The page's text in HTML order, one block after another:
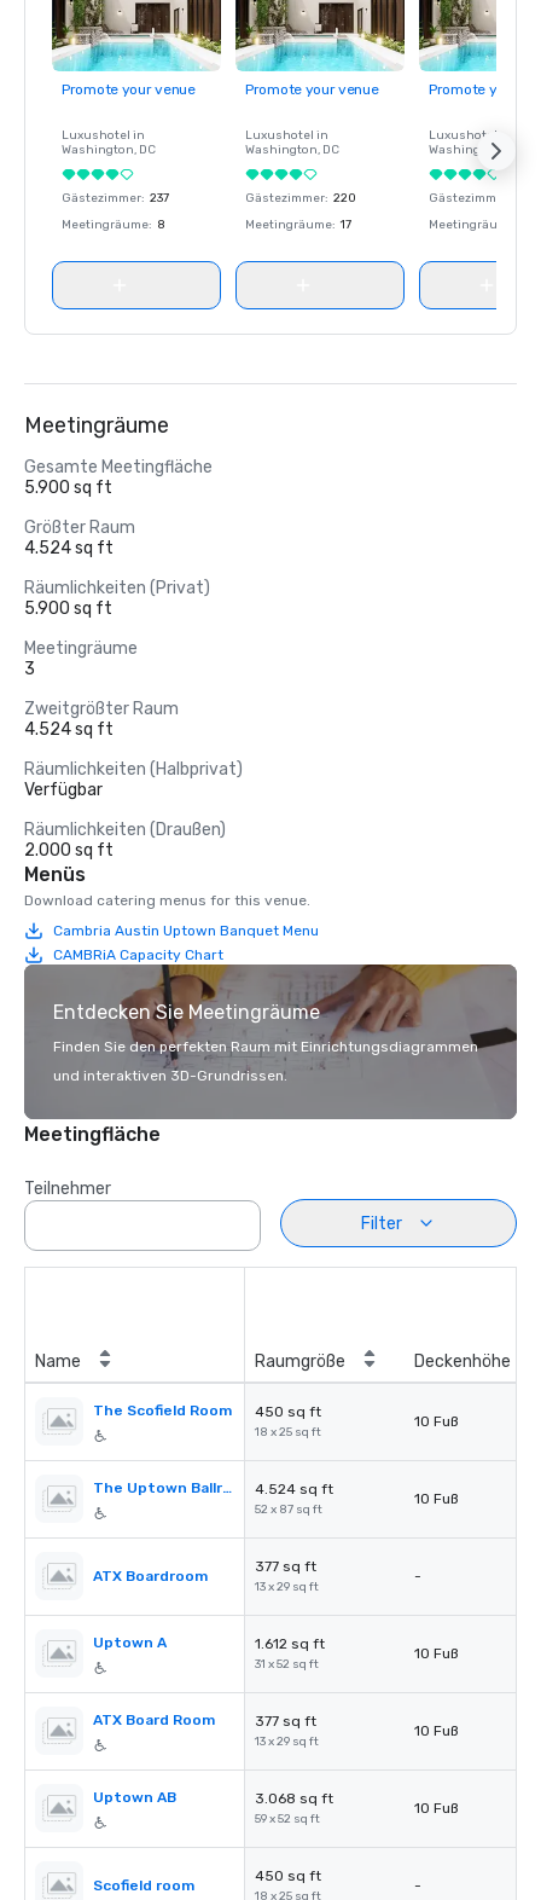
Promote your venue
Luxushotel in
Washington, DC
Gästezimmer: 237
Meetingräume: 8
Promote your venue
Luxushotel in
Washington, DC
Gästezimmer: 220
Meetingräume: 17
Promote your
Luxushotel in
Washington
Gästezimmer
Meetingräume
Meetingräume
Gesamte Meetingfläche
5.900 sq ft
Größter Raum
4.524 sq ft
Räumlichkeiten (Privat)
5.900 sq ft
Meetingräume
3
Zweitgrößter Raum
4.524 sq ft
Räumlichkeiten (Halbprivat)
Verfügbar
Räumlichkeiten (Draußen)
2.000 sq ft
Menüs
Download catering menus for this venue.
Cambria Austin Uptown Banquet Menu
CAMBRiA Capacity Chart
Entdecken Sie Meetingräume
Finden Sie den perfekten Raum mit Einrichtungsdiagrammen
und interaktiven 3D-Grundrissen.
Meetingfläche
Teilnehmer
Filter
Name Raumgröße Deckenhöhe
The Scofield Room 450 sq ft
18 x 25 sq ft
10 Fuß
The Uptown Ballroom 4.524 sq ft
52 x 87 sq ft
10 Fuß
ATX Boardroom
377 sq ft
13 x 29 sq ft
-
Uptown A 1.612 sq ft
31 x 52 sq ft
10 Fuß
ATX Board Room 377 sq ft
13 x 29 sq ft
10 Fuß
Uptown AB 3.068 sq ft
59 x 52 sq ft
10 Fuß
Scofield room
450 sq ft
18 x 25 sq ft
-